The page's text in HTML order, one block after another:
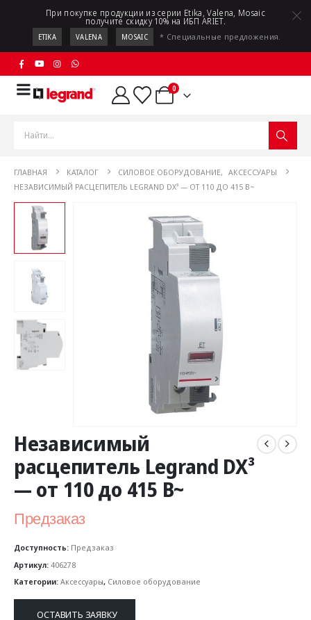
При покупке продукции из серии Etika, Valena, Mosaic
получите скидку 10% на ИБП ARIET.
ETIKA VALENA MOSAIC * Специальные предложения.
0
ГЛАВНАЯ КАТАЛОГ СИЛОВОЕ ОБОРУДОВАНИЕ, АКСЕССУАРЫ
НЕЗАВИСИМЫЙ РАСЦЕПИТЕЛЬ LEGRAND DX³ — ОТ 110 ДО 415 В~
Независимый
расцепитель Legrand DX³
— от 110 до 415 В~
Предзаказ
Доступность: Предзаказ
Артикул: 406278
Категории: Аксессуары, Силовое оборудование
ОСТАВИТЬ ЗАЯВКУ